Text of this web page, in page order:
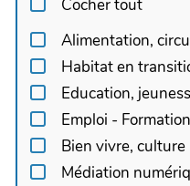
Cocher tout
Alimentation,
Habitat en
Education,
Emploi - Formation
Bien vivre, culture
Médiation